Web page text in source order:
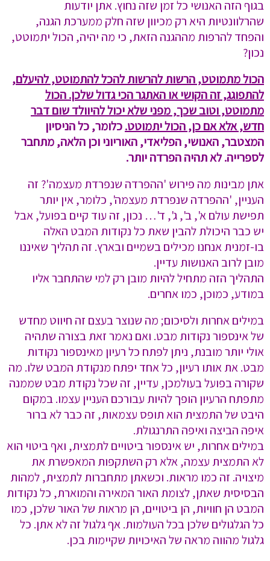
בגוף הזה האנושי כל זמן שזה נחוץ. אתן יודעות
שהרלוונטיות היא רק מכיוון שזה חלק ממערכת הגנה,
והפחד להרפות מההגנה הזאת, כי מה יהיה, הכול יתמוטט,
נכון?
הכול מתמוטט, הרשות להרשות להכל להתמוטט, להיעלם,
להתפוגג, זה הקושי או האתגר הכי גדול שלכן. הכול
מתמוטט, וטוב שכך, מפני שלא יכול להיוולד שום דבר
חדש, אלא אם כן, הכול יתמוטט.כלומר, כל הניסיון
המצטבר, האנושי, הפליאדי, האוריוני וכן הלאה, מתחבר
לספרייה. לא תהיה הפרדה יותר.
אתן מבינות מה פירוש 'ההפרדה שנפרדת מעצמה'? זה
העניין, 'ההפרדה שנפרדת מעצמה', כלומר, אין יותר
תפישת עולם א', ב', ג', ד'… נכון, זה עוד קיים בפועל, אבל
יש כבר היכולת להבין שאת כל נקודות המבט האלה
בו-זמנית אנחנו מכילים בשמיים ובארץ. זה תהליך שאיננו
מובן לרוב האנושות עדיין.
התהליך הזה מתחיל להיות מובן רק למי שהתחבר אליו
במודע, כמוכן, כמו אחרים.
במילים אחרות ולסיכום; מה שנוצר בעצם זה חיווט מחדש
של אינספור נקודות מבט. ואם נאמר זאת בצורה שתהיה
אולי יותר מובנת, ניתן לפתח כל רעיון מאינספור נקודות
מבט. את אותו רעיון, כל אחד יפתח מנקודת המבט שלו. מה
שקורה בפועל בעולמכן, עדיין, זה שכל נקודת מבט שממנה
מתפתח הרעיון הופך להיות עבורכם העניין עצמו. במקום
היבט של התמצית הוא תופס עצמאות, זה כבר לא ברור
איפה הביצה ואיפה התרנגולת.
במילים אחרות, יש אינספור ביטויים לתמצית, ואף ביטוי הוא
לא התמצית עצמה, אלא רק השתקפות המאפשרת את
מיצויה. זה כמו מראות. וכשאתן מתחברות לתמצית, למהות
הבסיסית שאתן, לצומת האור המאירה והמוארת, כל נקודות
המבט הן חוויות, הן ביטויים, הן מראות של האור שלכן, כמו
כל הגלגולים שלכן בכל העולמות. אף גלגול זה לא אתן. כל
גלגול מהווה מראה של האיכויות שקיימות בכן.